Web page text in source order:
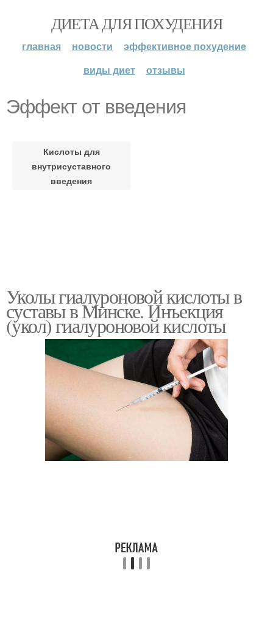
ДИЕТА ДЛЯ ПОХУДЕНИЯ
главная новости
эффективное похудение
виды диет
отзывы
Эффект от введения
Кислоты для
внутрисуставного
введения
Уколы гиалуроновой кислоты в
суставы в Минске. Инъекция
(укол) гиалуроновой кислоты